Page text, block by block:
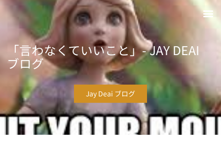
「言わなくていいこと」- JAY DEAI
ブログ
Jay Deai ブログ